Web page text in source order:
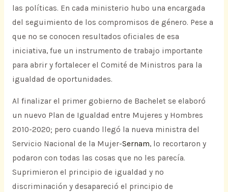
las políticas. En cada ministerio hubo una encargada
del seguimiento de los compromisos de género. Pese a
que no se conocen resultados oficiales de esa
iniciativa, fue un instrumento de trabajo importante
para abrir y fortalecer el Comité de Ministros para la
igualdad de oportunidades.
Al finalizar el primer gobierno de Bachelet se elaboró
un nuevo Plan de Igualdad entre Mujeres y Hombres
2010-2020; pero cuando llegó la nueva ministra del
Servicio Nacional de la Mujer-Sernam, lo recortaron y
podaron con todas las cosas que no les parecía.
Suprimieron el principio de igualdad y no
discriminación y desapareció el principio de